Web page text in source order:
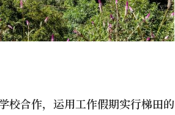
校合作，运用工作假期实行梯田的